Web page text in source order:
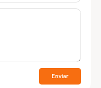
Enviar